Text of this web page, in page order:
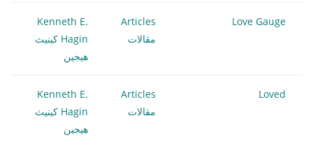
Love Gauge
Articles
مقالات
Kenneth E.
Hagin كينيث
هيجين
Loved
Articles
مقالات
Kenneth E.
Hagin كينيث
هيجين